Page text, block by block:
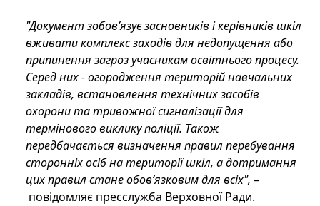
"Документ зобов’язує засновників і керівників шкіл
вживати комплекс заходів для недопущення або
припинення загроз учасникам освітнього процесу.
Серед них - огородження територій навчальних
закладів, встановлення технічних засобів
охорони та тривожної сигналізації для
термінового виклику поліції. Також
передбачається визначення правил перебування
сторонніх осіб на території шкіл, а дотримання
цих правил стане обов’язковим для всіх", –
повідомляє пресслужба Верховної Ради.